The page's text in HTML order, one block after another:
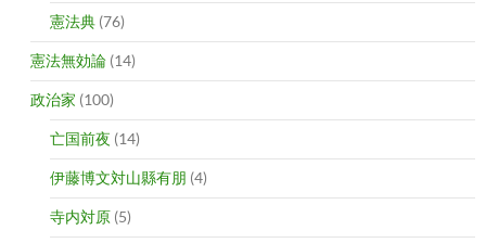
憲法典 (76)
憲法無効論 (14)
政治家 (100)
亡国前夜 (14)
伊藤博文対山縣有朋 (4)
寺内対原 (5)